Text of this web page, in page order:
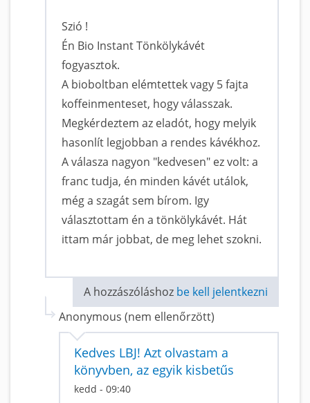
Szió !
Én Bio Instant Tönkölykávét
fogyasztok.
A bioboltban elémtettek vagy 5 fajta
koffeinmenteset, hogy válasszak.
Megkérdeztem az eladót, hogy melyik
hasonlít legjobban a rendes kávékhoz.
A válasza nagyon "kedvesen" ez volt: a
franc tudja, én minden kávét utálok,
még a szagát sem bírom. Igy
választottam én a tönkölykávét. Hát
ittam már jobbat, de meg lehet szokni.
A hozzászóláshoz be kell jelentkezni
Anonymous (nem ellenőrzött)
Kedves LBJ! Azt olvastam a
könyvben, az egyik kisbetűs
kedd - 09:40